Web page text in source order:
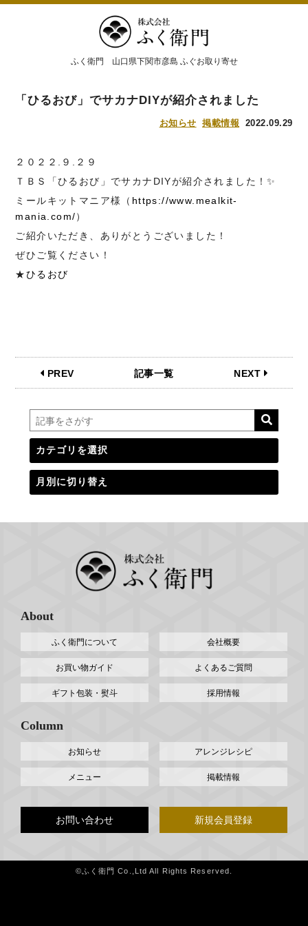
ふく衛門 山口県下関市彦島 ふぐお取り寄せ
「ひるおび」でサカナDIYが紹介されました
お知らせ 掲載情報 2022.09.29
２０２２.９.２９
ＴＢＳ「ひるおび」でサカナDIYが紹介されました！✨
ミールキットマニア様（ https://www.mealkit-
mania.com/）
ご紹介いただき、ありがとうございました！
ぜひご覧ください！
★ひるおび
PREV 記事一覧 NEXT
About
ふく衛門について 会社概要
お買い物ガイド よくあるご質問
ギフト包装・熨斗 採用情報
Column
お知らせ アレンジレシピ
メニュー 掲載情報
お問い合わせ 新規会員登録
©ふく衛門 Co.,Ltd All Rights Reserved.